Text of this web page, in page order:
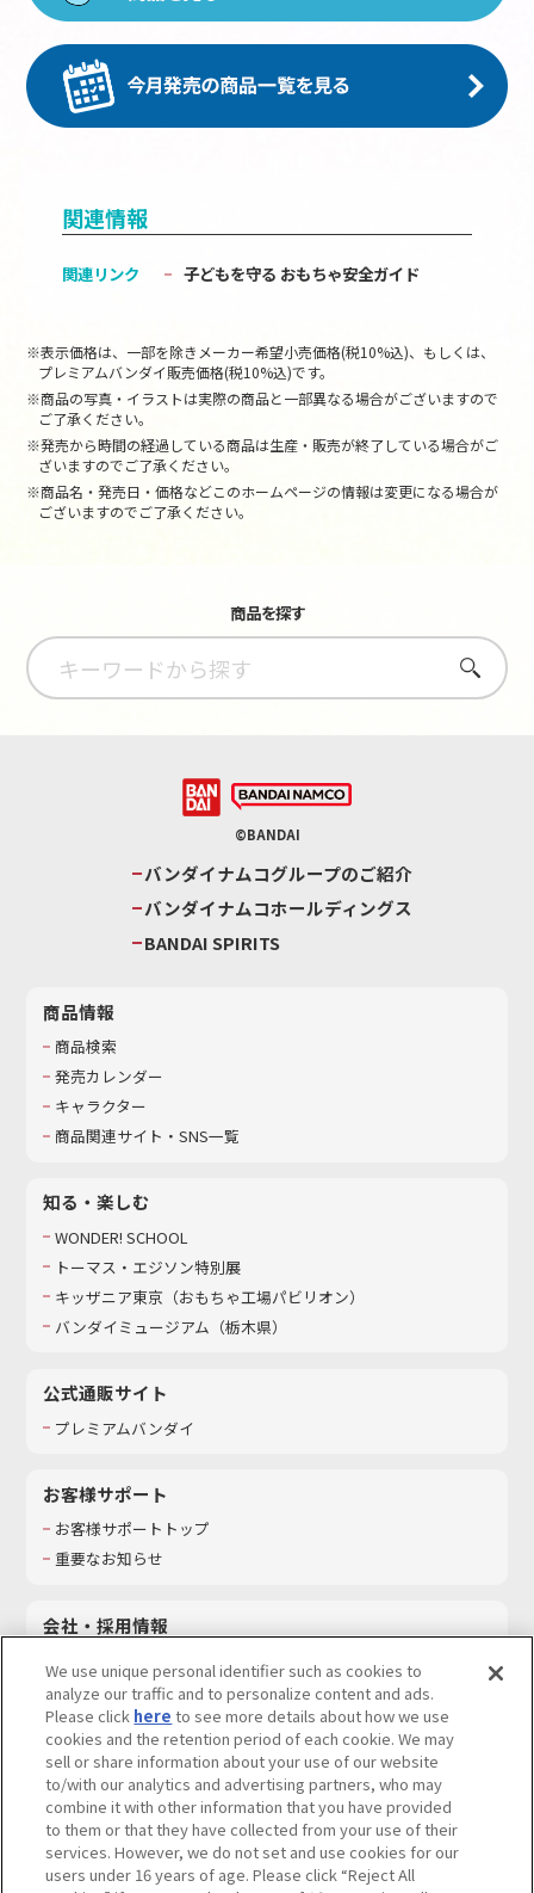
関連情報
関連リンク 子どもを守る おもちゃ安全ガイド
※表示価格は、一部を除きメーカー希望小売価格(税10%込)、もしくは、
プレミアムバンダイ販売価格(税10%込)です。
※商品の写真・イラストは実際の商品と一部異なる場合がございますので
ご了承ください。
※発売から時間の経過している商品は生産・販売が終了している場合がご
ざいますのでご了承ください。
※商品名・発売日・価格などこのホームページの情報は変更になる場合が
ございますのでご了承ください。
商品を探す
さがす
©BANDAI
バンダイナムコグループのご紹介
バンダイナムコホールディングス
BANDAI SPIRITS
商品情報
商品検索
発売カレンダー
キャラクター
商品関連サイト・SNS一覧
知る・楽しむ
WONDER! SCHOOL
トーマス・エジソン特別展
キッザニア東京（おもちゃ工場パビリオン）​
バンダイミュージアム（栃木県）
公式通販サイト
プレミアムバンダイ
お客様サポート
お客様サポートトップ
重要なお知らせ
会社・採用情報
採用情報
サステナビリティ
お問い合わせ
ウェブサイトご利用条件 ソーシャルメディアポリシー
We use unique personal identifier such as cookies to
analyze our traffic and to personalize content and ads.
Please click here to see more details about how we use
cookies and the retention period of each cookie. We may
sell or share information about your use of our website
to/with our analytics and advertising partners, who may
combine it with other information that you have provided
to them or that they have collected from your use of their
services. However, we do not set and use cookies for our
users under 16 years of age. Please click “Reject All